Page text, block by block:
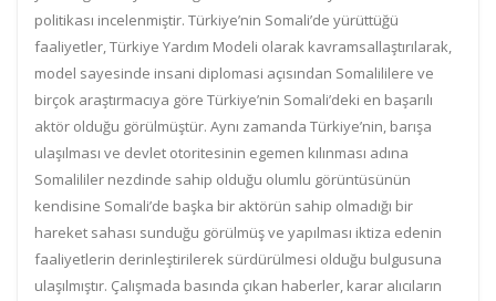
politikası incelenmiştir. Türkiye’nin Somali’de yürüttüğü
faaliyetler, Türkiye Yardım Modeli olarak kavramsallaştırılarak,
model sayesinde insani diplomasi açısından Somalililere ve
birçok araştırmacıya göre Türkiye’nin Somali’deki en başarılı
aktör olduğu görülmüştür. Aynı zamanda Türkiye’nin, barışa
ulaşılması ve devlet otoritesinin egemen kılınması adına
Somalililer nezdinde sahip olduğu olumlu görüntüsünün
kendisine Somali’de başka bir aktörün sahip olmadığı bir
hareket sahası sunduğu görülmüş ve yapılması iktiza edenin
faaliyetlerin derinleştirilerek sürdürülmesi olduğu bulgusuna
ulaşılmıştır. Çalışmada basında çıkan haberler, karar alıcıların